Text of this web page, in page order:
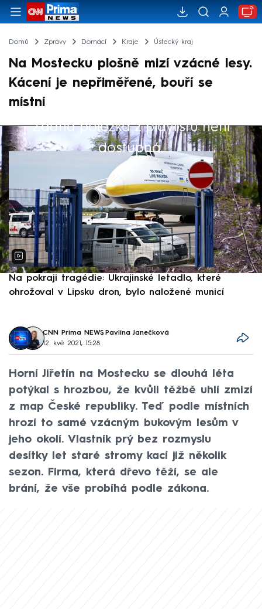
Domů Zprávy Domácí Kraje Ústecký kraj
Na Mostecku plošně mizí vzácné lesy.
Kácení je nepřiměřené, bouří se
místní
Žádná položka z playlistu není
dostupná.
Výběr redakce
Na pokraji tragédie: Ukrajinské letadlo, které
ohrožoval v Lipsku dron, bylo naložené municí
CNN Prima NEWS, Pavlína Janečková
12. kvě 2021, 15:28
Horní Jiřetín na Mostecku se dlouhá léta
potýkal s hrozbou, že kvůli těžbě uhlí zmizí
z map České republiky. Teď podle místních
hrozí to samé vzácným bukovým lesům v
jeho okolí. Vlastník prý bez rozmyslu
desítky let staré stromy kací již několik
sezon. Firma, která dřevo těží, se ale
brání, že vše probíhá podle zákona.